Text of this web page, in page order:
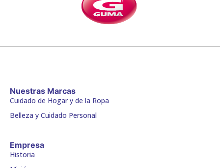
Nuestras Marcas
Cuidado de Hogar y de la Ropa
Belleza y Cuidado Personal
Empresa
Historia